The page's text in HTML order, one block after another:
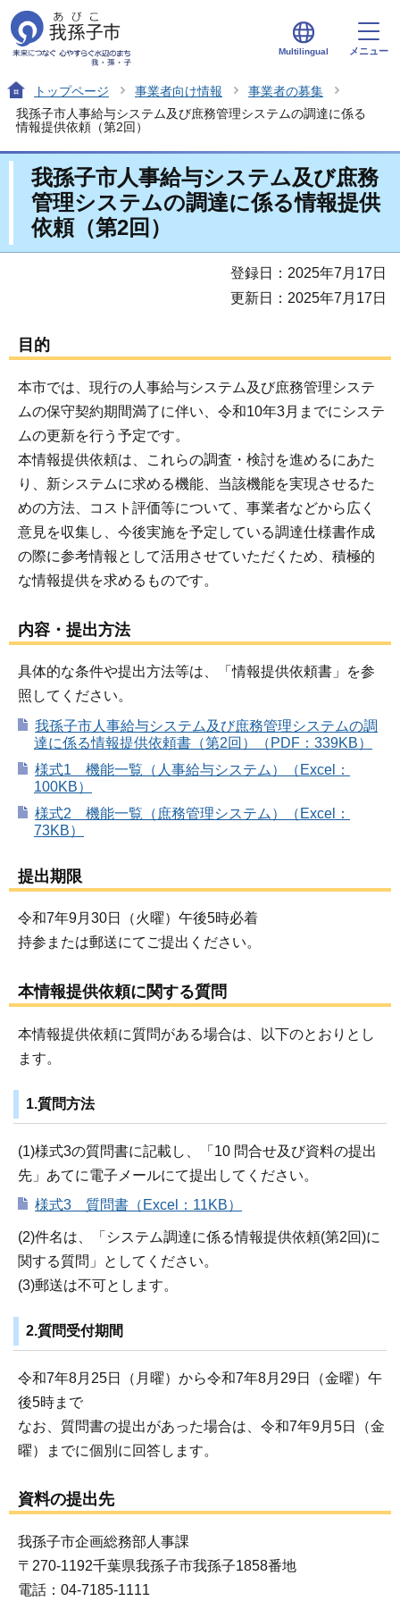
Multilingual メニュー
トップページ 事業者向け情報
事業者の募集
我孫子市人事給与システム及び庶務管理システムの調達に係る
情報提供依頼（第2回）
我孫子市人事給与システム及び庶務
管理システムの調達に係る情報提供
依頼（第2回）
登録日：2025年7月17日
更新日：2025年7月17日
目的
本市では、現行の人事給与システム及び庶務管理システ
ムの保守契約期間満了に伴い、令和10年3月までにシステ
ムの更新を行う予定です。
本情報提供依頼は、これらの調査・検討を進めるにあた
り、新システムに求める機能、当該機能を実現させるた
めの方法、コスト評価等について、事業者などから広く
意見を収集し、今後実施を予定している調達仕様書作成
の際に参考情報として活用させていただくため、積極的
な情報提供を求めるものです。
内容・提出方法
具体的な条件や提出方法等は、「情報提供依頼書」を参
照してください。
我孫子市人事給与システム及び庶務管理システムの調
達に係る情報提供依頼書（第2回）（PDF：339KB）
様式1 機能一覧（人事給与システム）（Excel：
100KB）
様式2 機能一覧（庶務管理システム）（Excel：
73KB）
提出期限
令和7年9月30日（火曜）午後5時必着
持参または郵送にてご提出ください。
本情報提供依頼に関する質問
本情報提供依頼に質問がある場合は、以下のとおりとし
ます。
1.質問方法
(1)様式3の質問書に記載し、「10 問合せ及び資料の提出
先」あてに電子メールにて提出してください。
様式3 質問書（Excel：11KB）
(2)件名は、「システム調達に係る情報提供依頼(第2回)に
関する質問」としてください。
(3)郵送は不可とします。
2.質問受付期間
令和7年8月25日（月曜）から令和7年8月29日（金曜）午
後5時まで
なお、質問書の提出があった場合は、令和7年9月5日（金
曜）までに個別に回答します。
資料の提出先
我孫子市企画総務部人事課
〒270-1192千葉県我孫子市我孫子1858番地
電話：04-7185-1111